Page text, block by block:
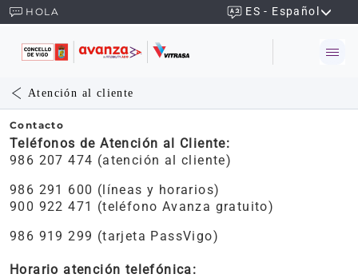
HOLA ES - Español
Atención al cliente
Contacto
Teléfonos de Atención al Cliente:
986 207 474 (atención al cliente)
986 291 600 (líneas y horarios)
900 922 471 (teléfono Avanza gratuito)
986 919 299 (tarjeta PassVigo)
Horario atención telefónica: